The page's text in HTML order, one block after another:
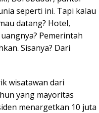
seperti ini. Tapi kalau
datang? Hotel,
Pemerintah
Sisanya? Dari
wisatawan dari
yang mayoritas
menargetkan 10 juta